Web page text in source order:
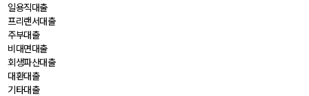
일용직대출
프리랜서대출
주부대출
비대면대출
회생파산대출
대환대출
기타대출